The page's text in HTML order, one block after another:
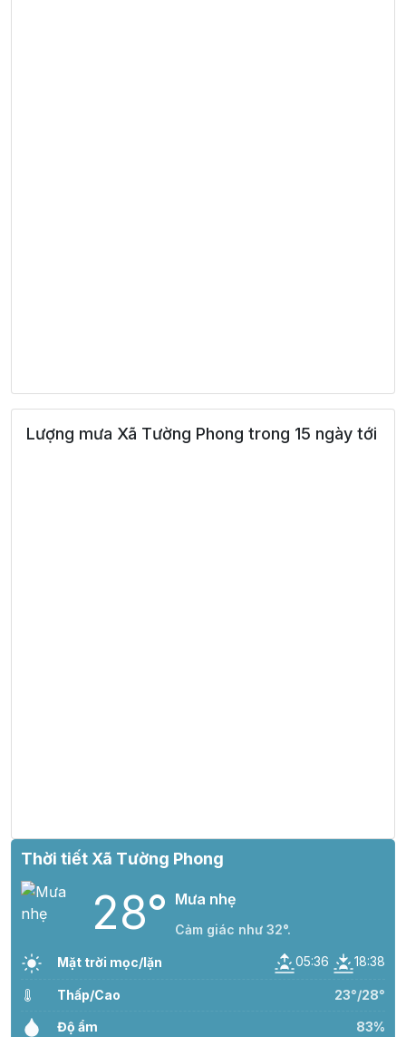
Lượng mưa Xã Tường Phong trong 15 ngày tới
Thời tiết Xã Tường Phong
28° Mưa nhẹ
Cảm giác như 32°.
Mặt trời mọc/lặn 05:36 18:38
Thấp/Cao 23°/28°
Độ ẩm 83%